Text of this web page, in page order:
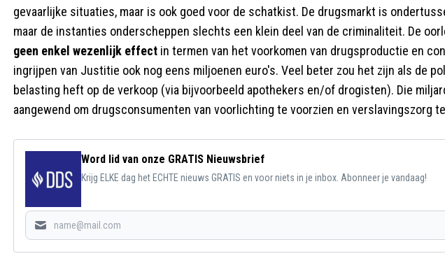
gevaarlijke situaties, maar is ook goed voor de schatkist. De drugsmarkt is
maar de instanties onderscheppen slechts een klein deel van de criminaliteit. De
geen enkel wezenlijk effect in termen van het voorkomen van drugsproductie en
ingrijpen van Justitie ook nog eens miljoenen euro's. Veel beter zou het zijn als de
belasting heft op de verkoop (via bijvoorbeeld apothekers en/of drogisten). Die
aangewend om drugsconsumenten van voorlichting te voorzien en verslavingszorg
Word lid van onze GRATIS Nieuwsbrief
Krijg ELKE dag het ECHTE nieuws GRATIS en voor niets in je inbox. Abonneer je vandaag!